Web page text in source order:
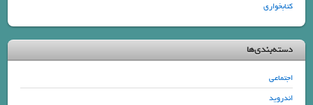
کتابخواری
دسته‌بندی‌ها
اجتماعی
اندروید